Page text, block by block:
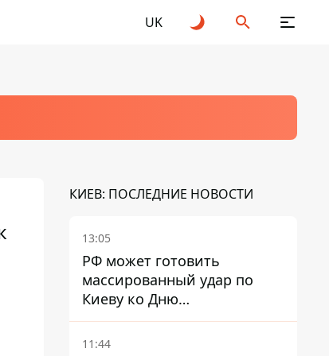
UK
КИЕВ: ПОСЛЕДНИЕ НОВОСТИ
13:05
РФ может готовить
массированный удар по
Киеву ко Дню
Независимости - Институт
изучения войны
11:44